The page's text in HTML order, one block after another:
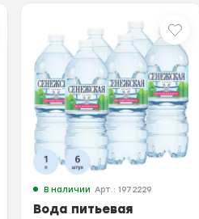
В наличии Арт.: 1972229
Вода питьевая